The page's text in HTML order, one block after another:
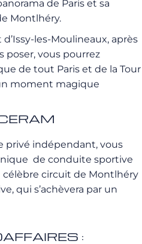
de Paris et sa
Montlhéry.
les-Moulineaux, après
poser, vous pourrez
de tout Paris et de la Tour
moment magique
privé indépendant, vous
de conduite sportive
célèbre circuit de Montlhéry
qui s’achèvera par un
: